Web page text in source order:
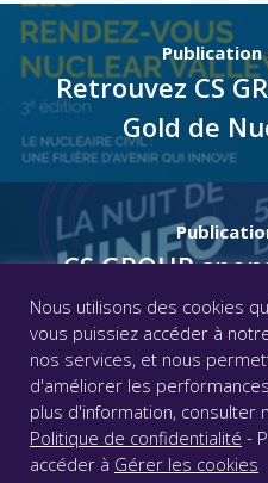
Retrouvez CS
Gold de
CS GROUP
© CS GROUP 2026. Tous
Mentions légales|
Nous utilisons des cookies
vous puissiez accéder à
nos services, et nous
d'améliorer les
plus d'information, consulter
Politique de confidentialité -
accéder à Gérer les cookies